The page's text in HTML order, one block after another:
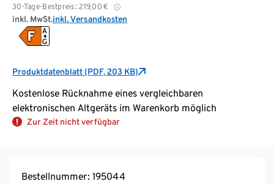
30-Tage-Bestpreis: 219,00 €
inkl. MwSt.inkl. Versandkosten
Produktdatenblatt (PDF, 203 KB)
Kostenlose Rücknahme eines vergleichbaren
elektronischen Altgeräts im Warenkorb möglich
Zur Zeit nicht verfügbar
Bestellnummer: 195044